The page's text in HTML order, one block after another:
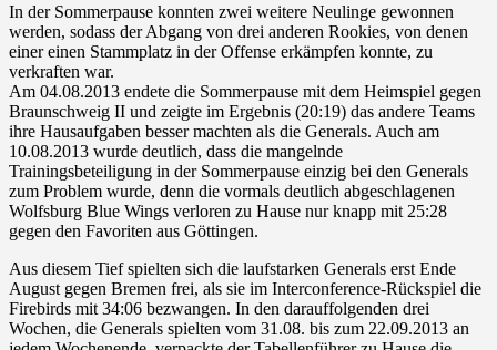
In der Sommerpause konnten zwei weitere Neulinge gewonnen
werden, sodass der Abgang von drei anderen Rookies, von denen
einer einen Stammplatz in der Offense erkämpfen konnte, zu
verkraften war.
Am 04.08.2013 endete die Sommerpause mit dem Heimspiel gegen
Braunschweig II und zeigte im Ergebnis (20:19) das andere Teams
ihre Hausaufgaben besser machten als die Generals. Auch am
10.08.2013 wurde deutlich, dass die mangelnde
Trainingsbeteiligung in der Sommerpause einzig bei den Generals
zum Problem wurde, denn die vormals deutlich abgeschlagenen
Wolfsburg Blue Wings verloren zu Hause nur knapp mit 25:28
gegen den Favoriten aus Göttingen.
Aus diesem Tief spielten sich die laufstarken Generals erst Ende
August gegen Bremen frei, als sie im Interconference-Rückspiel die
Firebirds mit 34:06 bezwangen. In den darauffolgenden drei
Wochen, die Generals spielten vom 31.08. bis zum 22.09.2013 an